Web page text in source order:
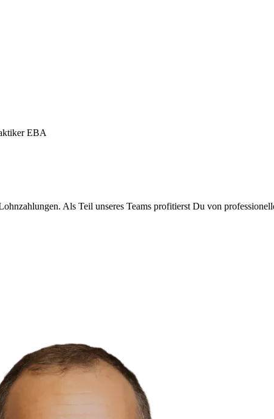
EBA
Als Teil unseres Teams profitierst Du von